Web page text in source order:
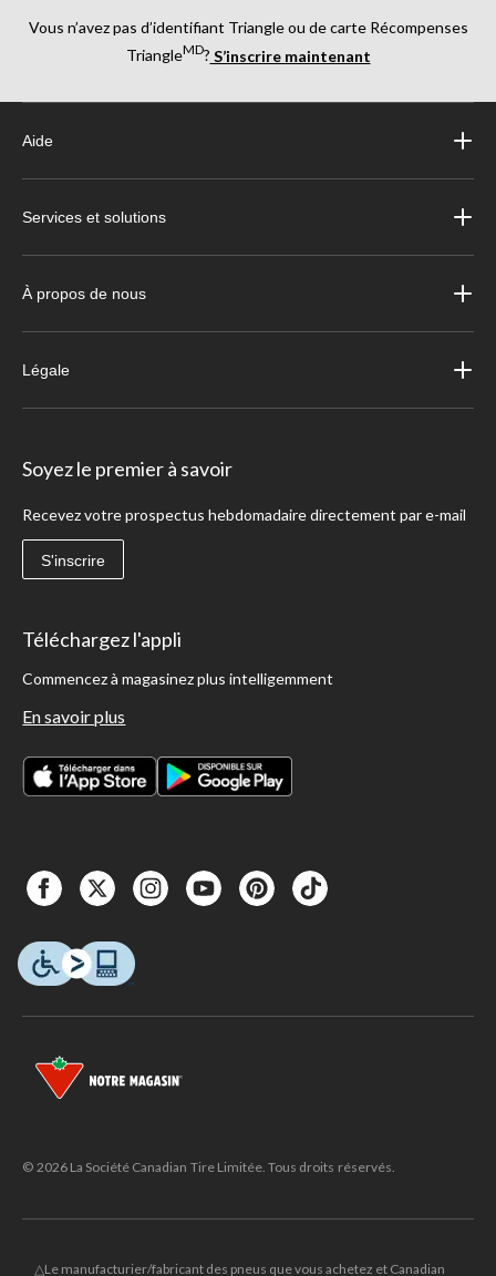
Vous n’avez pas d’identifiant Triangle ou de carte Récompenses
TriangleMD? S’inscrire maintenant
Aide
Services et solutions
À propos de nous
Légale
Soyez le premier à savoir
Recevez votre prospectus hebdomadaire directement par e-mail
S'inscrire
Téléchargez l'appli
Commencez à magasinez plus intelligemment
En savoir plus
© 2026 La Société Canadian Tire Limitée. Tous droits réservés.
△Le manufacturier/fabricant des pneus que vous achetez et Canadian